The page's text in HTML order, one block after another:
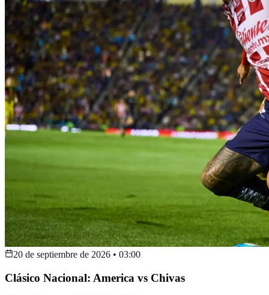
20 de septiembre de 2026 • 03:00
Clásico Nacional: America vs Chivas